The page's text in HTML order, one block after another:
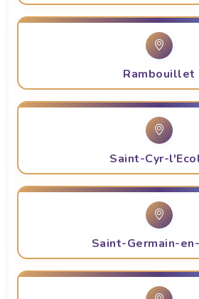
Rambouillet
Saint-Cyr-
Saint-Germain-